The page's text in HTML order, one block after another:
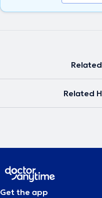
Related
Get the app